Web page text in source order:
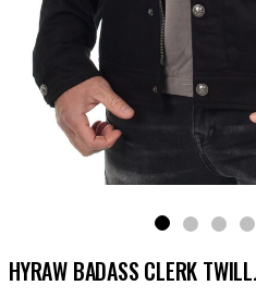
HYRAW BADASS CLERK